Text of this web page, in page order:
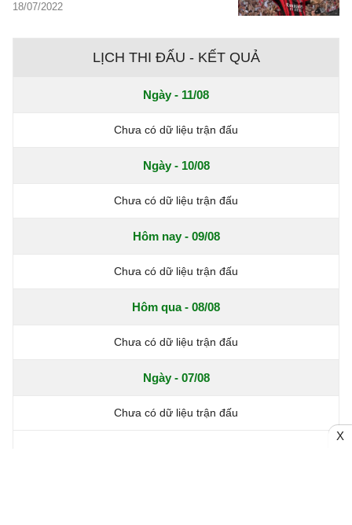
18/07/2022
LỊCH THI ĐẤU - KẾT QUẢ
Ngày - 11/08
Chưa có dữ liệu trận đấu
Ngày - 10/08
Chưa có dữ liệu trận đấu
Hôm nay - 09/08
Chưa có dữ liệu trận đấu
Hôm qua - 08/08
Chưa có dữ liệu trận đấu
Ngày - 07/08
Chưa có dữ liệu trận đấu
X